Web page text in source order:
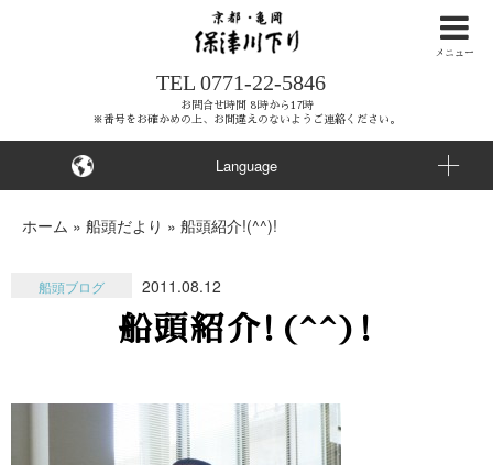
ナ
ビ
ゲ
ー
ョ
ン
を
プ
メニュー
Language
TEL 0771-22-5846
お問合せ時間 8時から17時
※番号をお確かめの上、お間違えのないようご連絡ください。
ホーム » 船頭だより » 船頭紹介!(^^)!
船頭ブログ 2011.08.12
船頭紹介!(^^)!